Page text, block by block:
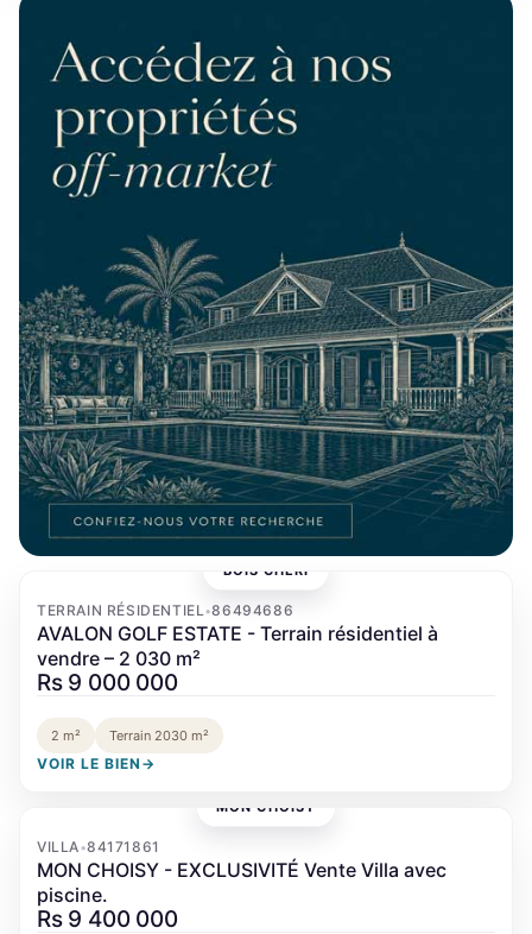
BOIS CHÉRI
TERRAIN RÉSIDENTIEL •86494686
AVALON GOLF ESTATE - Terrain résidentiel à
vendre – 2 030 m²
Rs 9 000 000
2 m² Terrain 2030 m²
VOIR LE BIEN →
MON CHOISY
VILLA•84171861
MON CHOISY - EXCLUSIVITÉ Vente Villa avec
piscine.
Rs 9 400 000